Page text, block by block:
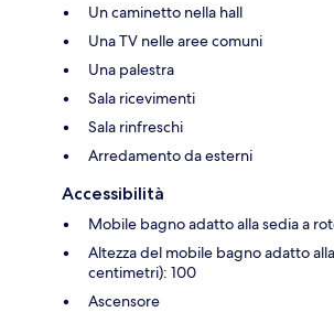
Un caminetto nella hall
Una TV nelle aree comuni
Una palestra
Sala ricevimenti
Sala rinfreschi
Arredamento da esterni
Accessibilità
Mobile bagno adatto alla sedia a
Altezza del mobile bagno adatto
centimetri): 100
Ascensore